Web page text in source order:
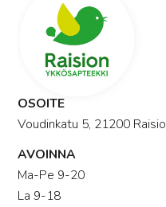
OSOITE
Voudinkatu 5, 21200 Raisio
AVOINNA
Ma-Pe 9-20
La 9-18